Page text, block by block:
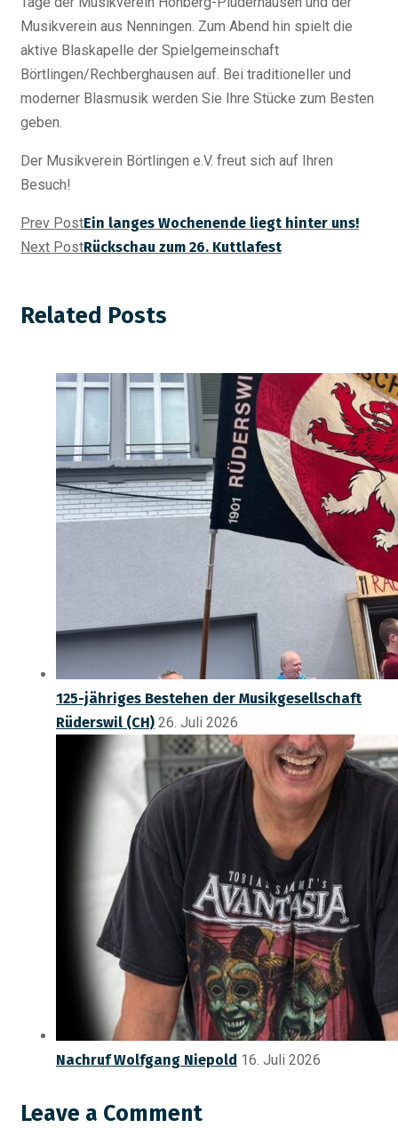
Musikverein aus Nenningen. Zum Abend hin spielt die
aktive Blaskapelle der Spielgemeinschaft
Börtlingen/Rechberghausen auf. Bei traditioneller und
moderner Blasmusik werden Sie Ihre Stücke zum Besten
geben.
Der Musikverein Börtlingen e.V. freut sich auf Ihren
Besuch!
Prev PostEin langes Wochenende liegt hinter uns!
Next PostRückschau zum 26. Kuttlafest
Related Posts
125-jähriges Bestehen der Musikgesellschaft
Rüderswil (CH) 26. Juli 2026
Nachruf Wolfgang Niepold 16. Juli 2026
Leave a Comment